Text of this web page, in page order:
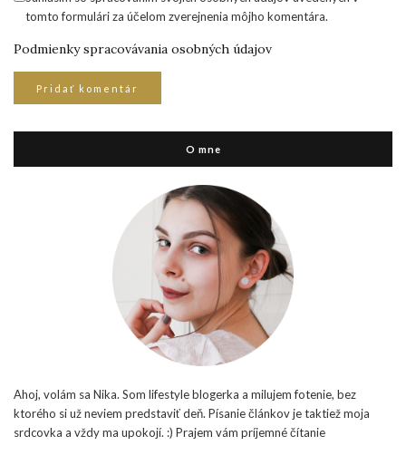
tomto formulári za účelom zverejnenia môjho komentára.
Podmienky spracovávania osobných údajov
O mne
Ahoj, volám sa Nika. Som lifestyle blogerka a milujem fotenie, bez
ktorého si už neviem predstaviť deň. Písanie článkov je taktiež moja
srdcovka a vždy ma upokojí. :) Prajem vám príjemné čítanie